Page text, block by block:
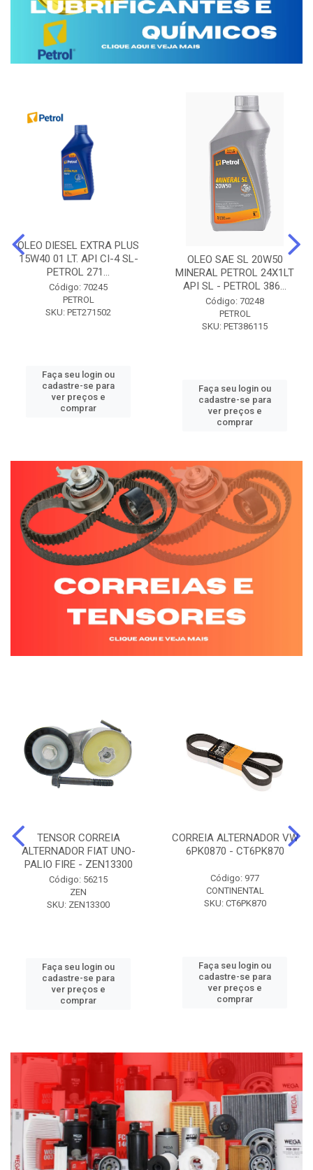
OLEO DIESEL EXTRA PLUS
15W40 01 LT. API CI-4 SL-
PETROL 271...
Código: 70245
PETROL
SKU: PET271502
Faça seu login ou
cadastre-se para
ver preços e
comprar
OLEO SAE SL 20W50
MINERAL PETROL 24X1LT
API SL - PETROL 386...
Código: 70248
PETROL
SKU: PET386115
Faça seu login ou
cadastre-se para
ver preços e
comprar
TENSOR CORREIA
ALTERNADOR FIAT UNO-
PALIO FIRE - ZEN13300
Código: 56215
ZEN
SKU: ZEN13300
Faça seu login ou
cadastre-se para
ver preços e
comprar
CORREIA ALTERNADOR VW
6PK0870 - CT6PK870
Código: 977
CONTINENTAL
SKU: CT6PK870
Faça seu login ou
cadastre-se para
ver preços e
comprar